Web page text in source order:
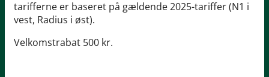
tarifferne er baseret på gældende 2025-tariffer (N1 i
vest, Radius i øst).
Velkomstrabat 500 kr.